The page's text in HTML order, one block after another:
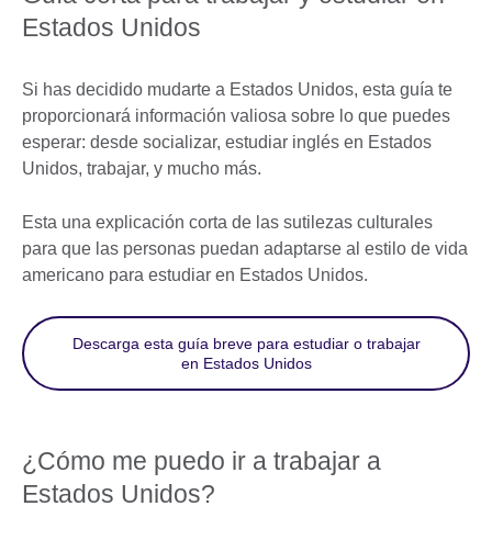
Estados Unidos
Si has decidido mudarte a Estados Unidos, esta guía te
proporcionará información valiosa sobre lo que puedes
esperar: desde socializar, estudiar inglés en Estados
Unidos, trabajar, y mucho más.
Esta una explicación corta de las sutilezas culturales
para que las personas puedan adaptarse al estilo de vida
americano para estudiar en Estados Unidos.
Descarga esta guía breve para estudiar o trabajar
en Estados Unidos
¿Cómo me puedo ir a trabajar a
Estados Unidos?